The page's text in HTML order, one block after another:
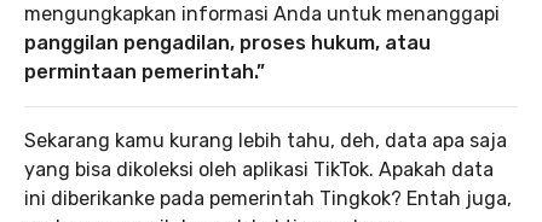
mengungkapkan informasi Anda untuk menanggapi
panggilan pengadilan, proses hukum, atau
permintaan pemerintah.”
Sekarang kamu kurang lebih tahu, deh, data apa saja
yang bisa dikoleksi oleh aplikasi TikTok. Apakah data
ini diberikanke pada pemerintah Tingkok? Entah juga,